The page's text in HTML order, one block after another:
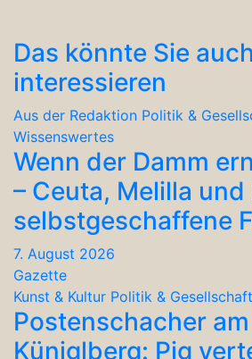
Das könnte Sie auch
interessieren
Aus der Redaktion Politik &
Wissenswertes
Wenn der Damm
– Ceuta, Melilla und
selbstgeschaffene
7. August 2026
Gazette
Kunst & Kultur Politik & Gesellschaft
Postenschacher am
Küniglberg: Pig